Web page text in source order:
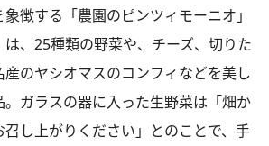
徴する「農園のピンツィモーニオ」
は、25種類の野菜や、チーズ、切りた
のヤシオマスのコンフィなどを美し
。ガラスの器に入った生野菜は「畑か
召し上がりください」とのことで、手